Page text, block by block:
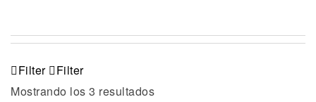
Filter
Filter
Mostrando los 3 resultados